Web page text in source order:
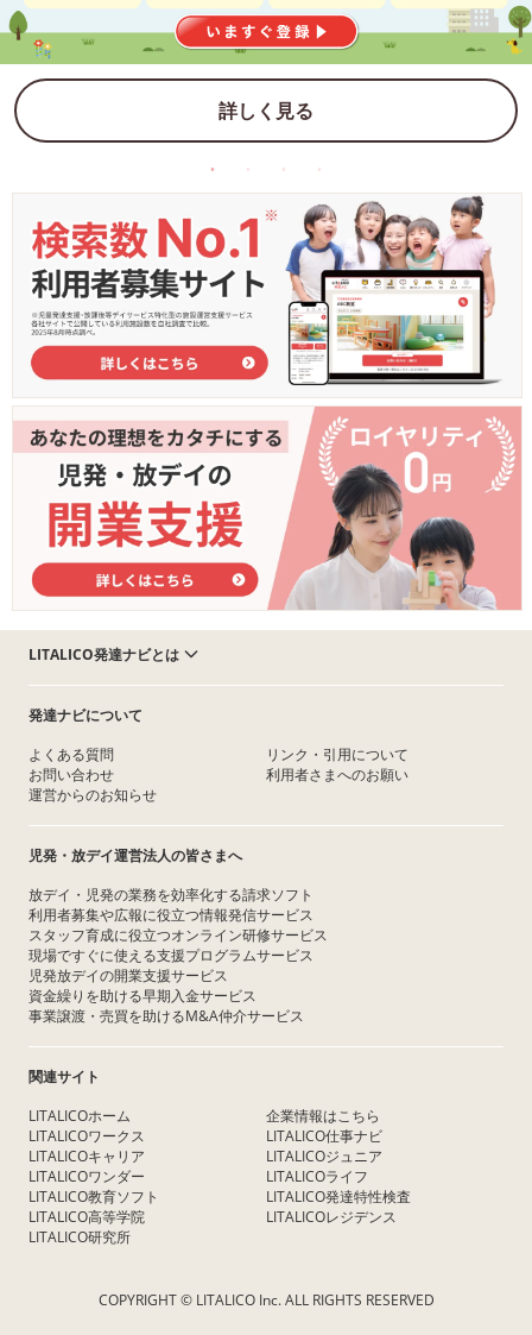
詳しく見る
LITALICO発達ナビとは
発達ナビについて
よくある質問
お問い合わせ
運営からのお知らせ
リンク・引用について
利用者さまへのお願い
児発・放デイ運営法人の皆さまへ
放デイ・児発の業務を効率化する請求ソフト
利用者募集や広報に役立つ情報発信サービス
スタッフ育成に役立つオンライン研修サービス
現場ですぐに使える支援プログラムサービス
児発放デイの開業支援サービス
資金繰りを助ける早期入金サービス
事業譲渡・売買を助けるM&A仲介サービス
関連サイト
LITALICOホーム
LITALICOワークス
LITALICOキャリア
LITALICOワンダー
LITALICO教育ソフト
LITALICO高等学院
LITALICO研究所
企業情報はこちら
LITALICO仕事ナビ
LITALICOジュニア
LITALICOライフ
LITALICO発達特性検査
LITALICOレジデンス
COPYRIGHT © LITALICO Inc. ALL RIGHTS RESERVED